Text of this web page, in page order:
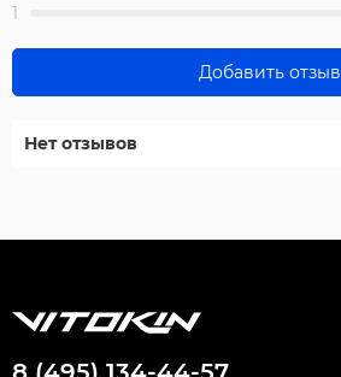
1
Добавить отзыв
Нет отзывов